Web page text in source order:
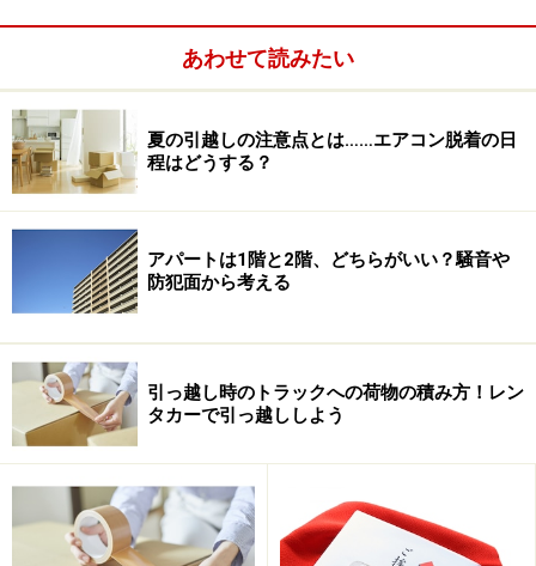
あわせて読みたい
夏の引越しの注意点とは……エアコン脱着の日
程はどうする？
アパートは1階と2階、どちらがいい？騒音や
防犯面から考える
引っ越し時のトラックへの荷物の積み方！レン
タカーで引っ越ししよう